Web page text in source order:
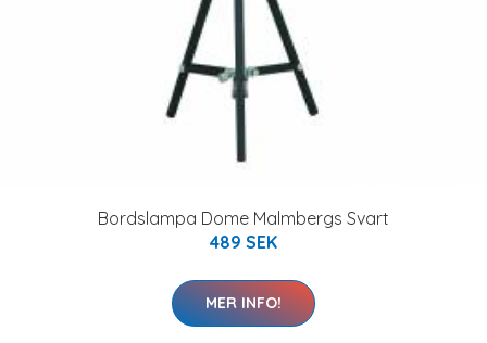
Bordslampa Dome Malmbergs Svart
489 SEK
MER INFO!